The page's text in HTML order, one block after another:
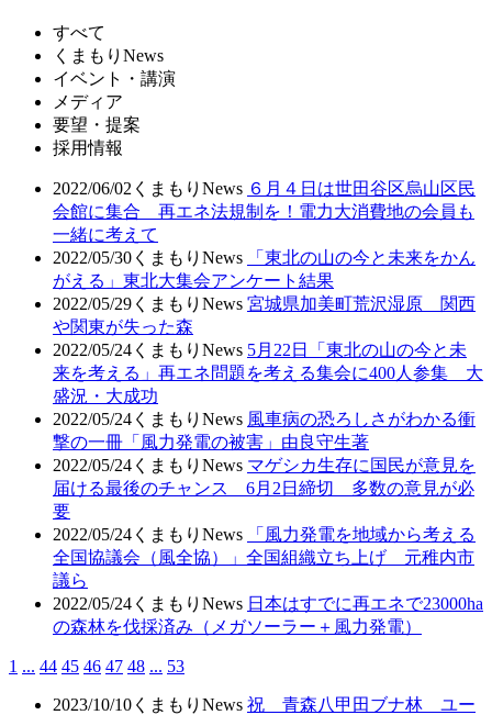
すべて
くまもりNews
イベント・講演
メディア
要望・提案
採用情報
2022/06/02 くまもりNews ６月４日は世田谷区烏山区民
会館に集合 再エネ法規制を！電力大消費地の会員も
一緒に考えて
2022/05/30 くまもりNews
「東北の山の今と未来をかん
がえる」東北大集会アンケート結果
2022/05/29 くまもりNews 宮城県加美町荒沢湿原 関西
や関東が失った森
2022/05/24 くまもりNews 5月22日「東北の山の今と未
来を考える」再エネ問題を考える集会に400人参集 大
盛況・大成功
2022/05/24 くまもりNews 風車病の恐ろしさがわかる衝
撃の一冊「風力発電の被害」由良守生著
2022/05/24 くまもりNews マゲシカ生存に国民が意見を
届ける最後のチャンス 6月2日締切 多数の意見が必
要
2022/05/24 くまもりNews
「風力発電を地域から考える
全国協議会（風全協）」全国組織立ち上げ 元稚内市
議ら
2022/05/24 くまもりNews 日本はすでに再エネで23000ha
の森林を伐採済み（メガソーラー＋風力発電）
1 ... 44 45 46 47 48 ... 53
2023/10/10 くまもりNews 祝 青森八甲田ブナ林 ユー